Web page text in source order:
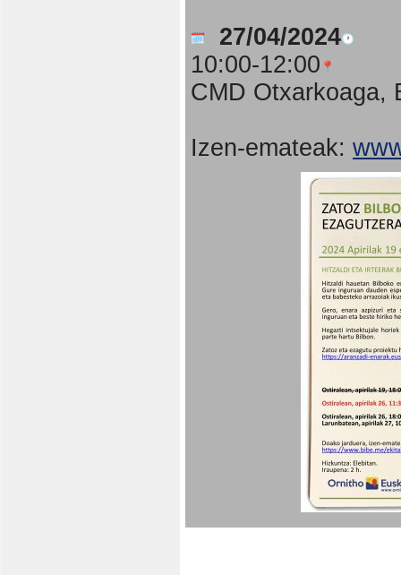
27/04/2024
10:00-12:00
CMD Otxarkoaga,
Izen-emateak: